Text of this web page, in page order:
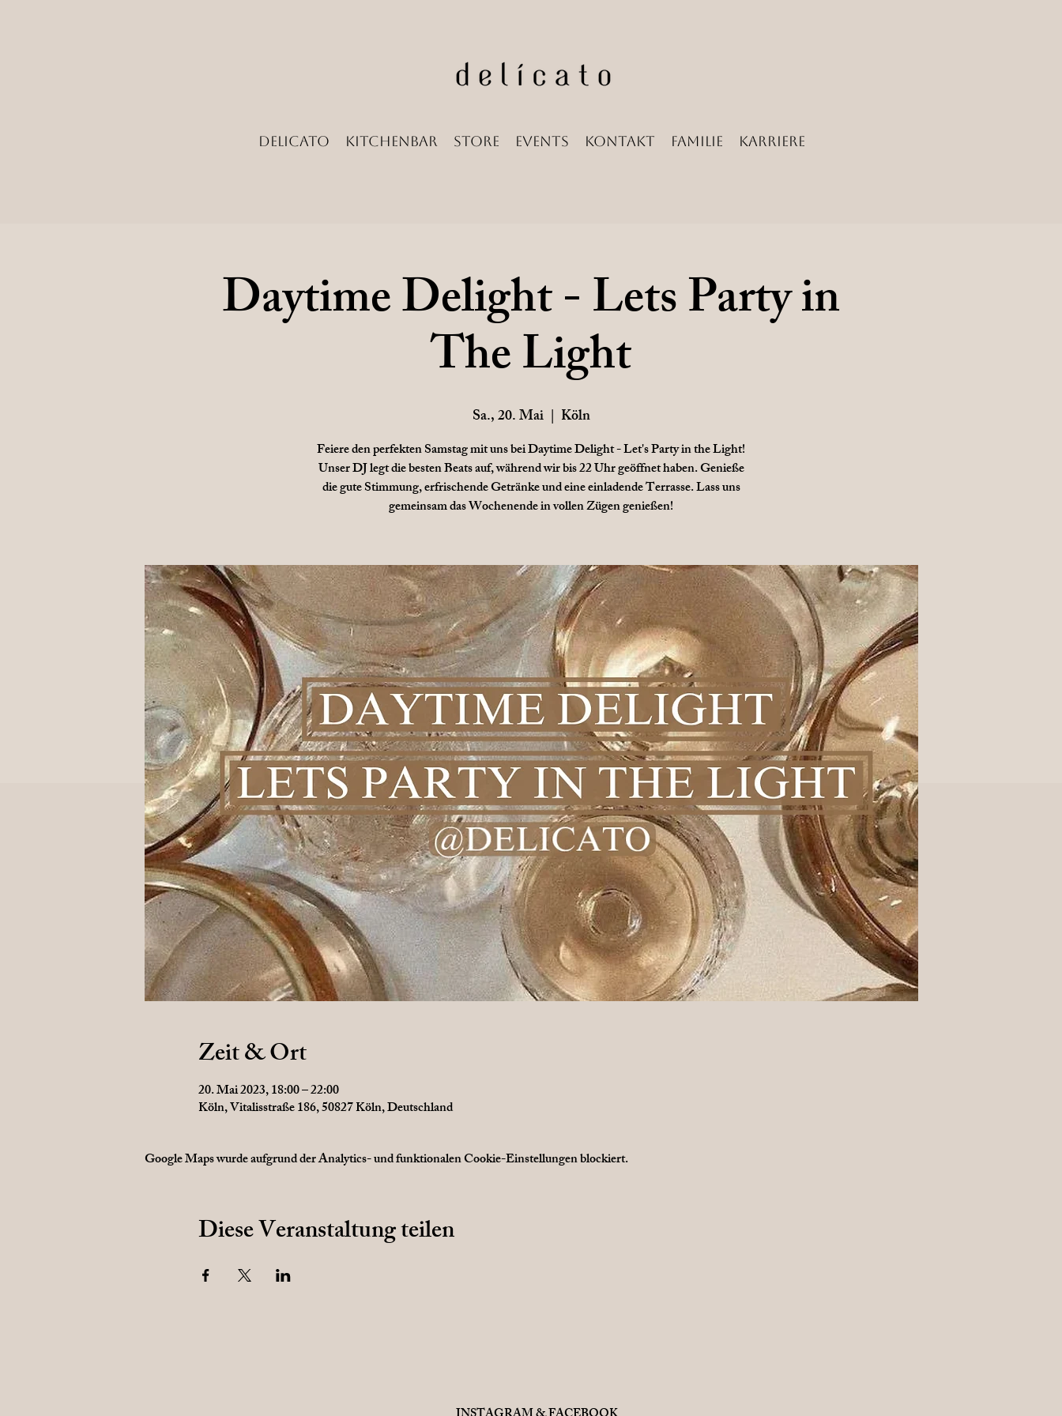
Delicato Kitchenbar Store Events Kontakt Familie Karriere
Daytime Delight - Lets Party in
The Light
Sa., 20. Mai
  |
Köln
Feiere den perfekten Samstag mit uns bei Daytime Delight - Let's Party in the Light!
Unser DJ legt die besten Beats auf, während wir bis 22 Uhr geöffnet haben. Genieße
die gute Stimmung, erfrischende Getränke und eine einladende Terrasse. Lass uns
gemeinsam das Wochenende in vollen Zügen genießen!
Zeit & Ort
20. Mai 2023, 18:00 – 22:00
Köln, Vitalisstraße 186, 50827 Köln, Deutschland
Google Maps wurde aufgrund der Analytics- und funktionalen Cookie-Einstellungen blockiert.
Diese Veranstaltung teilen